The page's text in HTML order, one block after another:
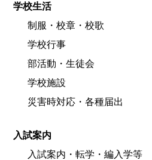
学校生活
制服・校章・校歌
学校行事
部活動・生徒会
学校施設
災害時対応・各種届出
入試案内
入試案内・転学・編入学等